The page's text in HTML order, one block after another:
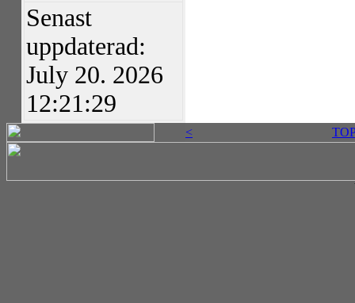
Senast
uppdaterad:
July 20. 2026
12:21:29
<